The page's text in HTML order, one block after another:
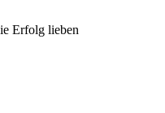
Erfolg lieben